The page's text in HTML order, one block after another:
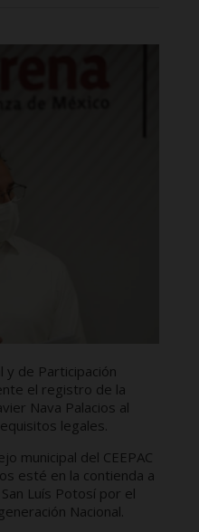
y de Participación
el registro de la
Nava Palacios al
legales.
municipal del CEEPAC
esté en la contienda a
Luís Potosí por el
Nacional.